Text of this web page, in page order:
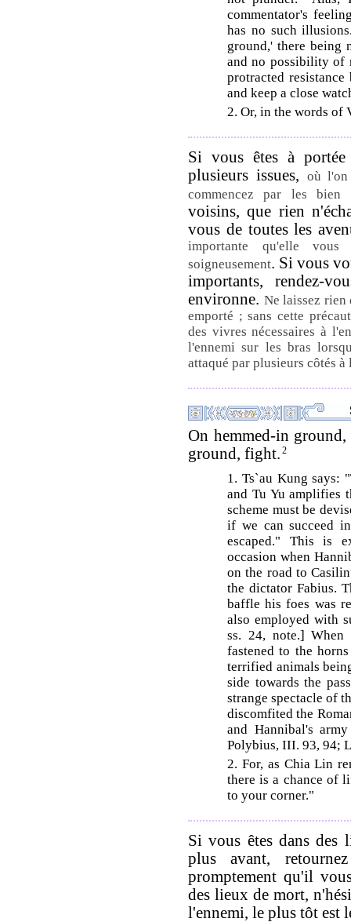
commentator's
has no such
ground,' there being
and no possibility of
protracted
and keep a close
2. Or, in the words of
Si vous êtes à
plusieurs issues, où l'on
commencez par les bien
voisins, que rien
vous de toutes les
importante qu'elle
soigneusement. Si vous
importants, rendez-
environne. Ne laissez
emporté ; sans cette
des vivres nécessaires à
l'ennemi sur les bras
attaqué par plusieurs côtés à
On hemmed-in ground,
ground, fight. 2
1. Ts`au Kung says:
and Tu Yu amplifies
scheme must be
if we can succeed
escaped." This is
occasion when
on the road to
the dictator Fabius.
baffle his foes was
also employed with
ss. 24, note.]
fastened to the
terrified animals
side towards the
strange spectacle of
discomfited the
and Hannibal's
Polybius, III. 93, 94;
2. For, as Chia Lin
there is a chance of
to your corner."
Si vous êtes dans des
plus avant,
promptement qu'il
des lieux de mort,
l'ennemi, le plus tôt est